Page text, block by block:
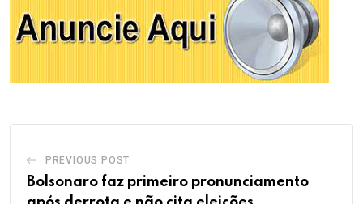
PREVIOUS POST
Bolsonaro faz primeiro pronunciamento